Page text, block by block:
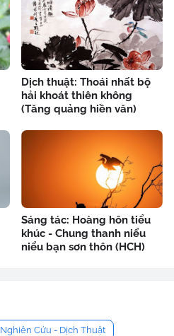
Dịch thuật: Thoái nhất bộ
hải khoát thiên không
(Tăng quảng hiền văn)
Sáng tác: Hoàng hôn tiểu
khúc - Chung thanh niểu
niểu bạn sơn thôn (HCH)
Nghiên Cứu - Dịch Thuật